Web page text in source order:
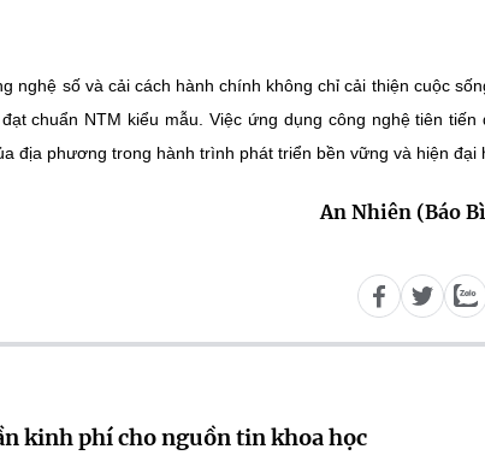
nghệ số và cải cách hành chính không chỉ cải thiện cuộc
chuẩn NTM kiểu mẫu. Việc ứng dụng công nghệ tiên tiến
địa phương trong hành trình phát triển bền vững và hiện đại
An Nhiên (Báo
kinh phí cho nguồn tin khoa học